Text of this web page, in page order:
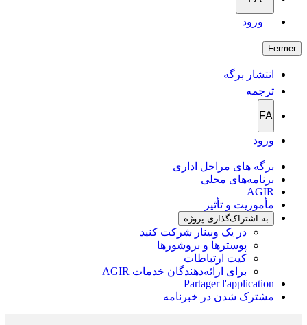
ورود
Fermer
انتشار برگه
ترجمه
FA
ورود
برگه های مراحل اداری
برنامه‌های محلی
AGIR
مأموریت و تأثیر
به اشتراک‌گذاری پروژه
در یک وبینار شرکت کنید
پوسترها و بروشورها
کیت ارتباطات
برای ارائه‌دهندگان خدمات AGIR
Partager l'application
مشترک شدن در خبرنامه